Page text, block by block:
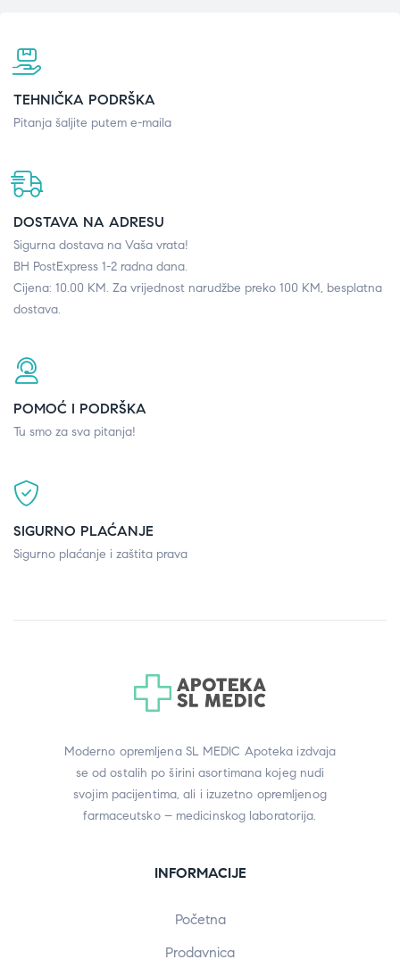
TEHNIČKA PODRŠKA
Pitanja šaljite putem e-maila
DOSTAVA NA ADRESU
Sigurna dostava na Vaša vrata!
BH PostExpress 1-2 radna dana.
Cijena: 10.00 KM. Za vrijednost narudžbe preko 100 KM, besplatna
dostava.
POMOĆ I PODRŠKA
Tu smo za sva pitanja!
SIGURNO PLAĆANJE
Sigurno plaćanje i zaštita prava
Moderno opremljena SL MEDIC Apoteka izdvaja
se od ostalih po širini asortimana kojeg nudi
svojim pacijentima, ali i izuzetno opremljenog
farmaceutsko – medicinskog laboratorija.
INFORMACIJE
Početna
Prodavnica